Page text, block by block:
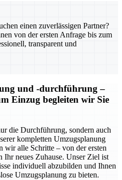
einen zuverlässigen Partner?
von der ersten Anfrage bis zum
transparent und
und -durchführung –
Einzug begleiten wir Sie
die Durchführung, sondern auch
kompletten Umzugsplanung
wir alle Schritte – von der ersten
neues Zuhause. Unser Ziel ist
individuell abzubilden und Ihnen
Umzugsplanung zu bieten.